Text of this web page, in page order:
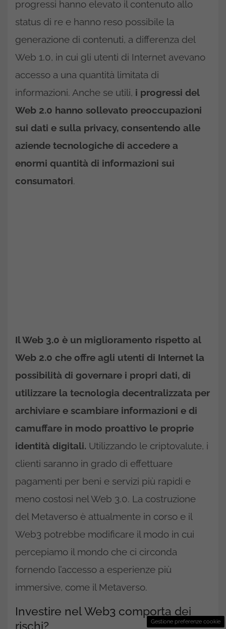
progressi hanno elevato il contenuto allo
status di re e hanno reso possibile la
generazione di contenuti, a differenza del
Web 1.0, in cui gli utenti di Internet avevano
accesso a una quantità limitata di
informazioni. Anche se utili, i progressi del
Web 2.0 hanno sollevato preoccupazioni
sui dati e sulla privacy, consentendo alle
aziende tecnologiche di accedere a
enormi quantità di informazioni sui
consumatori.
Il Web 3.0 è un miglioramento rispetto al
Web 2.0 che offre agli utenti di Internet la
possibilità di governare i propri dati, di
utilizzare la tecnologia decentralizzata per
archiviare e scambiare informazioni e di
camuffare in modo proattivo le proprie
identità digitali. Utilizzando le criptovalute, i
clienti saranno in grado di effettuare
pagamenti per beni e servizi più rapidi e
meno costosi nel Web 3.0. La costruzione
del Metaverso è attualmente in corso e il
Web3 potrebbe modificare il modo in cui
percepiamo il mondo che ci circonda
fornendo l’accesso a esperienze più
immersive, come il Metaverso.
Investire nel Web3 comporta dei
rischi?
Gestione preferenze cookie